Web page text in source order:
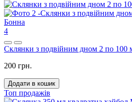
4
Склянки з подвійним дном 2 по 100
200 грн.
Додати в кошик
Топ продажів